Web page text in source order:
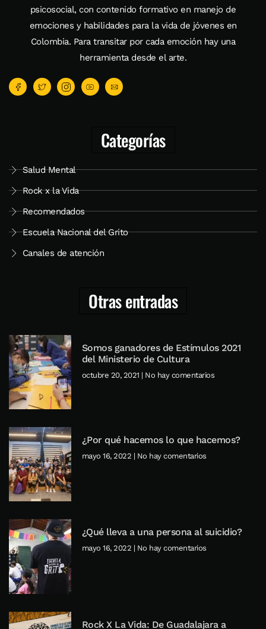
psicosocial, con contenido formativo en manejo de
emociones y habilidades para la vida de jóvenes en
Colombia. Para transitar por cada emoción hay una
herramienta desde el arte.
Categorías
Salud Mental
Rock x la Vida
Recomendados
Escuela Nacional del Grito
Canales de atención
Otras entradas
Somos ganadores de Estímulos 2021
del Ministerio de Cultura
octubre 20, 2021 No hay comentarios
¿Por qué hacemos lo que hacemos?
mayo 16, 2022 No hay comentarios
¿Qué lleva a una persona al suicidio?
mayo 16, 2022 No hay comentarios
Rock X La Vida: De Guadalajara a